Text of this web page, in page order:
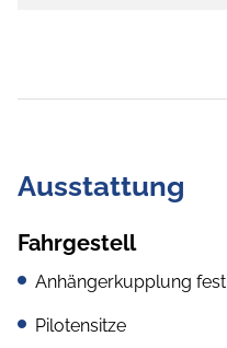
Ausstattung
Fahrgestell
Anhängerkupplung fest
Pilotensitze